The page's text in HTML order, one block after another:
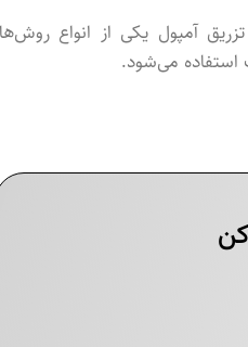
آمپول یکی از انواع
استفاده می‌شود.